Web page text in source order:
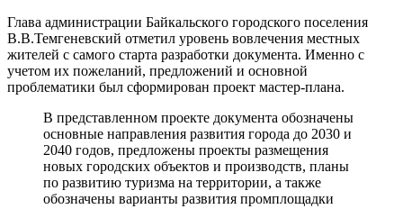
Глава администрации Байкальского городского поселения
В.В.Темгеневский отметил уровень вовлечения местных
жителей с самого старта разработки документа. Именно с
учетом их пожеланий, предложений и основной
проблематики был сформирован проект мастер-плана.
В представленном проекте документа обозначены
основные направления развития города до 2030 и
2040 годов, предложены проекты размещения
новых городских объектов и производств, планы
по развитию туризма на территории, а также
обозначены варианты развития промплощадки